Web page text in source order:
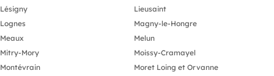
Lésigny
Lieusaint
Lognes
Magny-le-Hongre
Meaux
Melun
Mitry-Mory
Moissy-Cramayel
Montévrain
Moret Loing et Orvanne